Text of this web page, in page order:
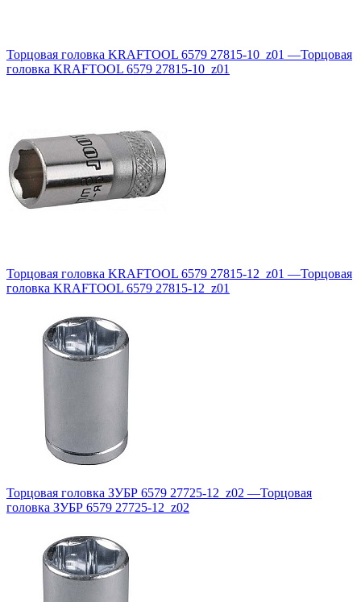
Торцовая головка KRAFTOOL 6579 27815-10_z01 —Торцовая
головка KRAFTOOL 6579 27815-10_z01
Торцовая головка KRAFTOOL 6579 27815-12_z01 —Торцовая
головка KRAFTOOL 6579 27815-12_z01
Торцовая головка ЗУБР 6579 27725-12_z02 —Торцовая
головка ЗУБР 6579 27725-12_z02